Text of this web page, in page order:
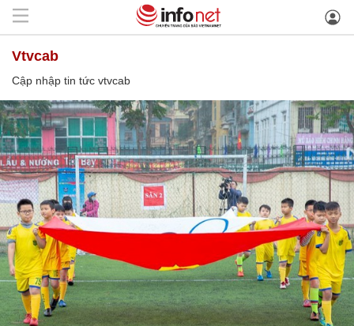
vtvcab
Cập nhập tin tức vtvcab